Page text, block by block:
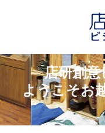
店研創
ようこそお